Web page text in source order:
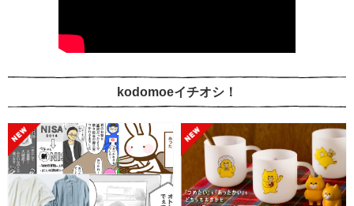
kodomoeイチオシ！